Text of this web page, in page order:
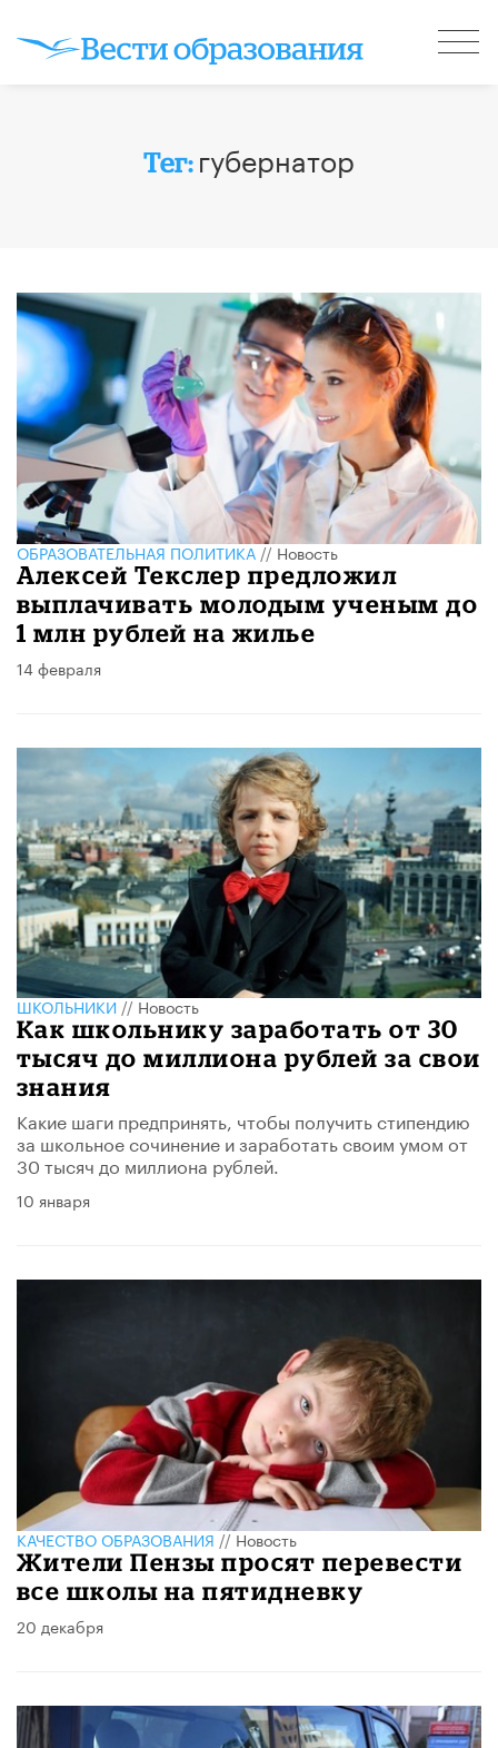
Тег: губернатор
ОБРАЗОВАТЕЛЬНАЯ ПОЛИТИКА//Новость
Алексей Текслер предложил
выплачивать молодым ученым до
1 млн рублей на жилье
14 февраля
ШКОЛЬНИКИ//Новость
Как школьнику заработать от 30
тысяч до миллиона рублей за свои
знания
Какие шаги предпринять, чтобы получить стипендию
за школьное сочинение и заработать своим умом от
30 тысяч до миллиона рублей.
10 января
КАЧЕСТВО ОБРАЗОВАНИЯ//Новость
Жители Пензы просят перевести
все школы на пятидневку
20 декабря